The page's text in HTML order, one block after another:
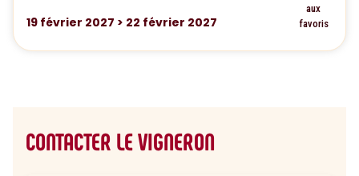
19 février 2027 > 22 février 2027
aux
favoris
CONTACTER LE VIGNERON